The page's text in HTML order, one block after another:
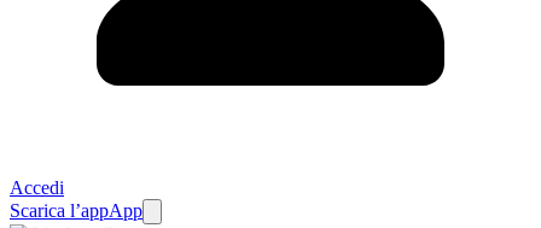
Accedi
Scarica l’appApp